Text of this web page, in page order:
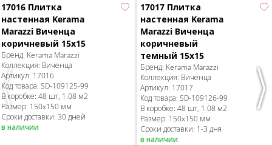
Previous
17016 Плитка
настенная Kerama
Marazzi Виченца
коричневый 15х15
Бренд: Kerama Marazzi
Коллекция: Виченца
Артикул: 17016
Код товара: SD-109125-99
В коробке: 48 шт, 1.08 м2
Размер: 150x150 мм
Сроки доставки: 30 дней
в наличии
17017 Плитка
настенная Kerama
Marazzi Виченца
коричневый
темный 15х15
Бренд: Kerama Marazzi
Коллекция: Виченца
Артикул: 17017
Код товара: SD-109126-99
В коробке: 48 шт, 1.08 м2
Размер: 150x150 мм
Сроки доставки: 1-3 дня
в наличии